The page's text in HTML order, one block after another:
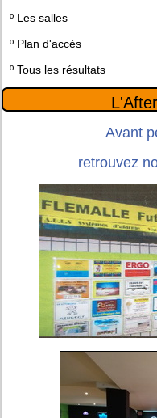
º Les salles
º Plan d'accès
ºTous les résultats
Avant
retrouvez